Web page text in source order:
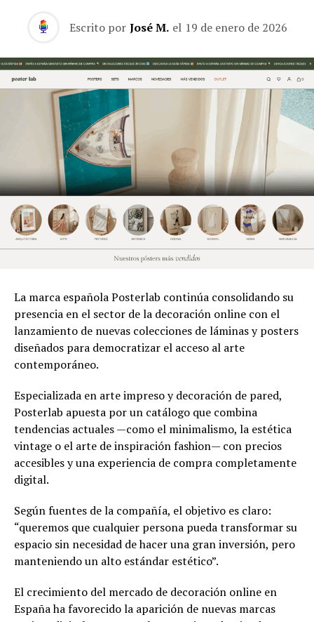
Escrito por José M. el 19 de enero de 2026
La marca española Posterlab continúa consolidando su
presencia en el sector de la decoración online con el
lanzamiento de nuevas colecciones de láminas y posters
diseñados para democratizar el acceso al arte
contemporáneo.
Especializada en arte impreso y decoración de pared,
Posterlab apuesta por un catálogo que combina
tendencias actuales —como el minimalismo, la estética
vintage o el arte de inspiración fashion— con precios
accesibles y una experiencia de compra completamente
digital.
Según fuentes de la compañía, el objetivo es claro:
“queremos que cualquier persona pueda transformar su
espacio sin necesidad de hacer una gran inversión, pero
manteniendo un alto estándar estético”.
El crecimiento del mercado de decoración online en
España ha favorecido la aparición de nuevas marcas